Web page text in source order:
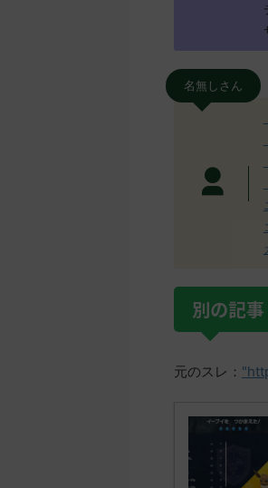
名無しさん
別の記事
元のスレ：